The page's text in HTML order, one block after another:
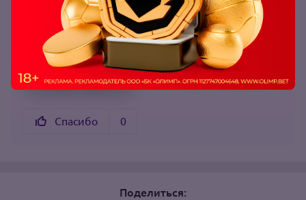
Материал подготовлен командой RR
Спасибо 0
Поделиться: